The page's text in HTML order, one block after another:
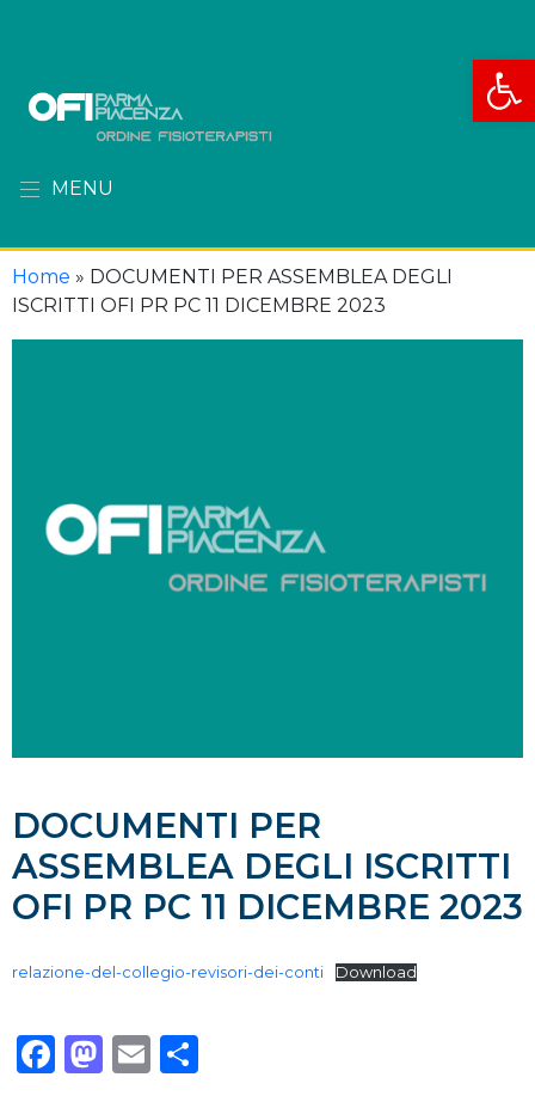
Apri
MENU
Home » DOCUMENTI PER ASSEMBLEA DEGLI
ISCRITTI OFI PR PC 11 DICEMBRE 2023
DOCUMENTI PER
ASSEMBLEA DEGLI ISCRITTI
OFI PR PC 11 DICEMBRE 2023
relazione-del-collegio-revisori-dei-conti Download
Facebook
Mastodon
Email